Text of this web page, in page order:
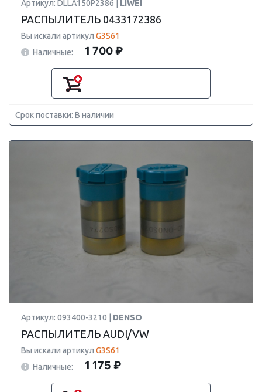
Артикул: DLLA150P2386 | LIWEI
РАСПЫЛИТЕЛЬ 0433172386
Вы искали артикул G3S61
Наличные:
1 700 ₽
Срок поставки: В наличии
Артикул: 093400-3210 | DENSO
РАСПЫЛИТЕЛЬ AUDI/VW
Вы искали артикул G3S61
Наличные:
1 175 ₽